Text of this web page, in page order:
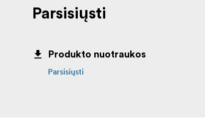
Parsisiųsti
Produkto nuotraukos
Parsisiųsti